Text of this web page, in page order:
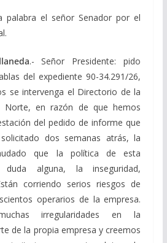
el señor Senador por el
.- Señor Presidente: pido
del expediente 90-34.291/26,
se intervenga el Directorio de la
Norte, en razón de que hemos
del pedido de informe que
dos semanas atrás, la
que la política de esta
alguna, la inseguridad,
corriendo serios riesgos de
operarios de la empresa.
irregularidades en la
de la propia empresa y creemos